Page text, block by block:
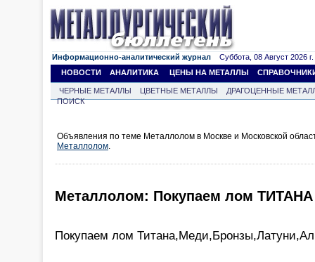
Информационно-аналитический журнал Суббота, 08 Август 2026 г.
НОВОСТИ
АНАЛИТИКА ЦЕНЫ НА МЕТАЛЛЫ
ЧЕРНЫЕ МЕТАЛЛЫ ЦВЕТНЫЕ МЕТАЛЛЫ
ДРАГОЦЕННЫЕ
ПОИСК
Объявления по теме Металлолом в Москве и Московской
Металлолом.
Металлолом: Покупаем лом ТИТАНА
Покупаем лом